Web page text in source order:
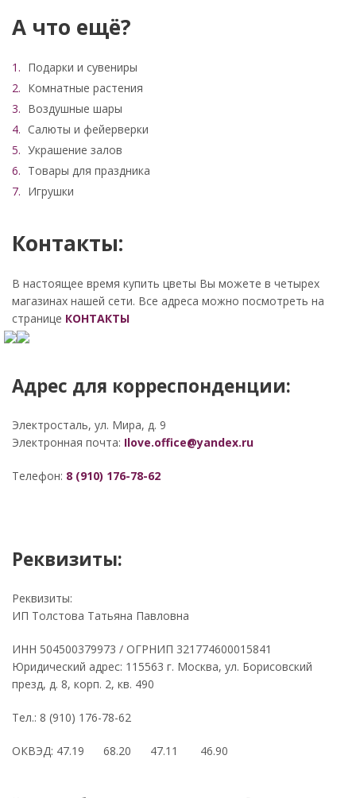
А что ещё?
Подарки и сувениры
Комнатные растения
Воздушные шары
Салюты и фейерверки
Украшение залов
Товары для праздника
Игрушки
Контакты:
В настоящее время купить цветы Вы можете в четырех
магазинах нашей сети. Все адреса можно посмотреть на
странице КОНТАКТЫ
Адрес для корреспонденции:
Электросталь, ул. Мира, д. 9
Электронная почта: Ilove.office@yandex.ru
Телефон: 8 (910) 176-78-62
Реквизиты:
Реквизиты:
ИП Толстова Татьяна Павловна
ИНН 504500379973 / ОГРНИП 321774600015841
Юридический адрес: 115563 г. Москва, ул. Борисовский
презд, д. 8, корп. 2, кв. 490
Тел.: 8 (910) 176-78-62
ОКВЭД: 47.19 68.20 47.11 46.90